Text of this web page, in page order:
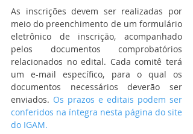
As inscrições devem ser realizadas por
meio do preenchimento de um formulário
eletrônico de inscrição, acompanhado
pelos documentos comprobatórios
relacionados no edital. Cada comitê terá
um e-mail específico, para o qual os
documentos necessários deverão ser
enviados. Os prazos e editais podem ser
conferidos na íntegra nesta página do site
do IGAM.